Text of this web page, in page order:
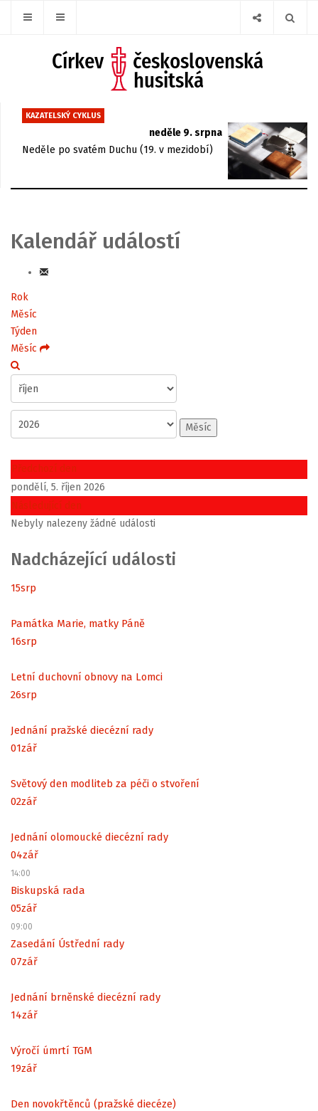
KAZATELSKÝ CYKLUS
neděle 9. srpna
Neděle po svatém Duchu (19. v mezidobí)
Kalendář událostí
Rok
Měsíc
Týden
Měsíc
Měsíc
Předchozí den
pondělí, 5. říjen 2026
Následující den
Nebyly nalezeny žádné události
Nadcházející události
15srp
Památka Marie, matky Páně
16srp
Letní duchovní obnovy na Lomci
26srp
Jednání pražské diecézní rady
01zář
Světový den modliteb za péči o stvoření
02zář
Jednání olomoucké diecézní rady
04zář
14:00
Biskupská rada
05zář
09:00
Zasedání Ústřední rady
07zář
Jednání brněnské diecézní rady
14zář
Výročí úmrtí TGM
19zář
Den novokřtěnců (pražské diecéze)